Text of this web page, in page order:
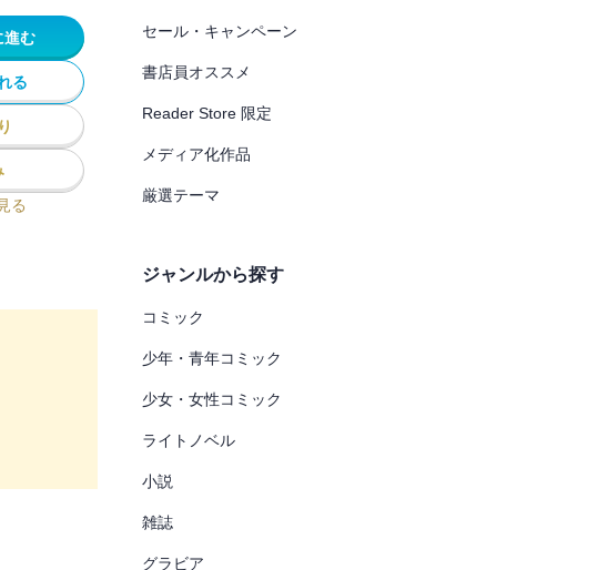
進む
る
る
セール・キャンペーン
書店員オススメ
Reader Store 限定
メディア化作品
厳選テーマ
ジャンルから探す
コミック
少年・青年コミック
少女・女性コミック
ライトノベル
小説
雑誌
グラビア